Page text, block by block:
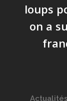
loups
on a
Actualités